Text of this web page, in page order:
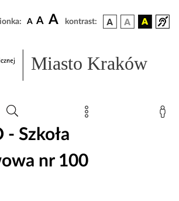
A A A kontrast:
Miasto Kraków
- Szkoła
nr 100